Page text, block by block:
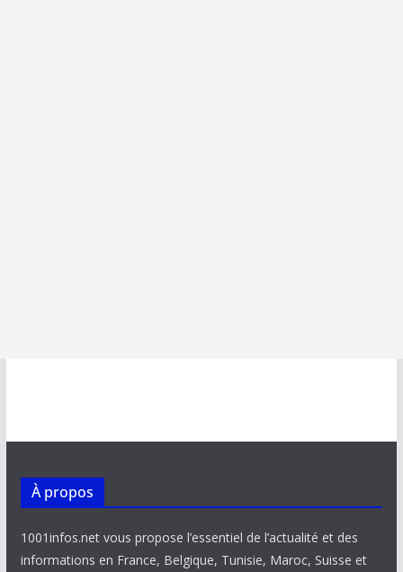
À propos
1001infos.net vous propose l’essentiel de l’actualité et des
informations en France, Belgique, Tunisie, Maroc, Suisse et